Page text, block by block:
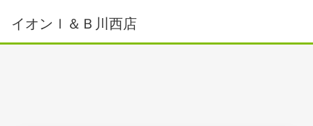
イオンｌ＆Ｂ川西店